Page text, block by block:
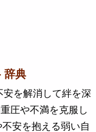
辞典
安を解消して絆を深
圧や不満を克服し
安を抱える弱い自